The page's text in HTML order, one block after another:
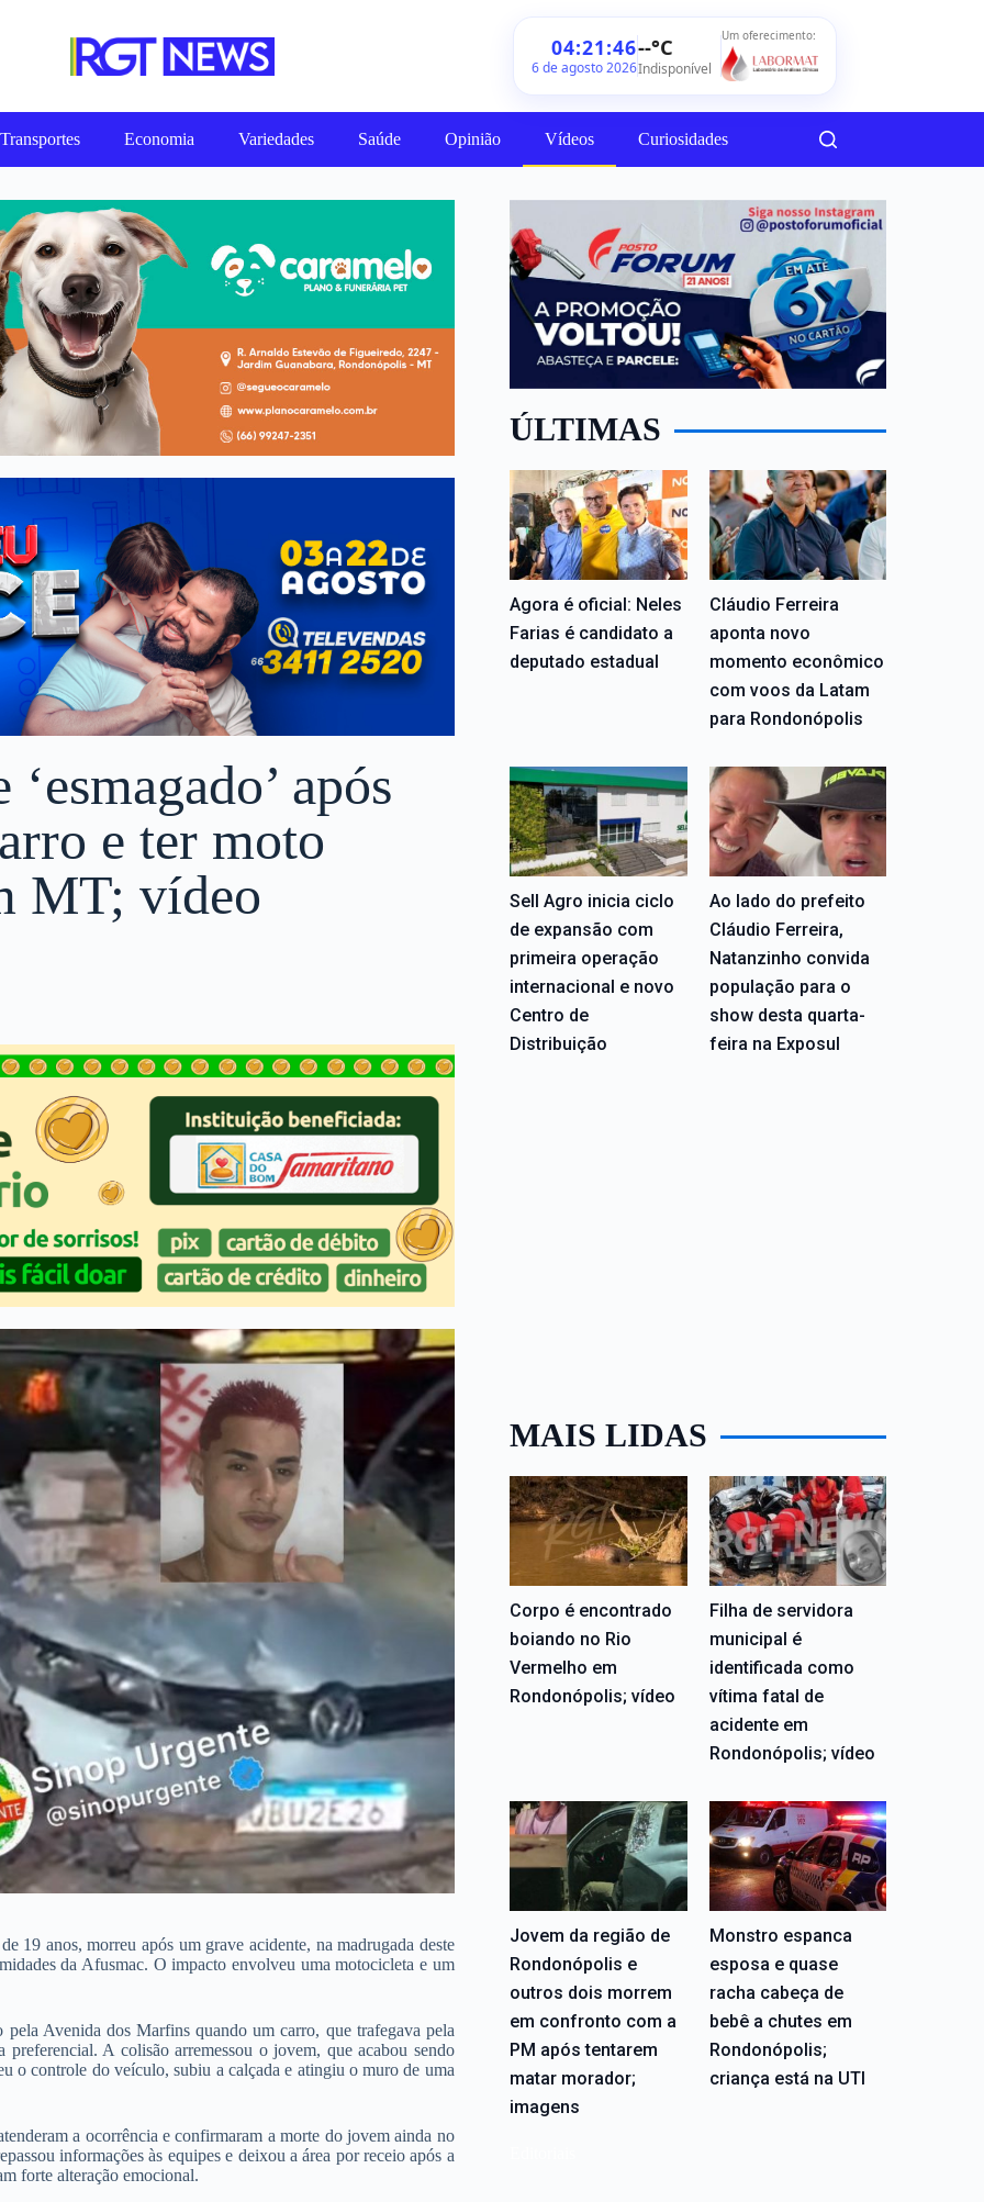
04:21:48
6 de agosto 2026
--°C
Indisponível
Um oferecimento:
Economia Variedades Saúde Opinião Vídeos Curiosidades
após
e ter moto
MT; vídeo
19 anos, morreu após um grave acidente, na madrugada deste
da Afusmac. O impacto envolveu uma motocicleta e um
Avenida dos Marfins quando um carro, que trafegava pela
A colisão arremessou o jovem, que acabou sendo
o controle do veículo, subiu a calçada e atingiu o muro de uma
a ocorrência e confirmaram a morte do jovem ainda no
informações às equipes e deixou a área por receio após a
forte alteração emocional.
ÚLTIMAS
Agora é oficial: Neles
Farias é candidato a
deputado estadual
Cláudio Ferreira
aponta novo
momento econômico
com voos da Latam
para Rondonópolis
Sell Agro inicia ciclo
de expansão com
primeira operação
internacional e novo
Centro de
Distribuição
Ao lado do prefeito
Cláudio Ferreira,
Natanzinho convida
população para o
show desta quarta-
feira na Exposul
MAIS LIDAS
Corpo é encontrado
boiando no Rio
Vermelho em
Rondonópolis; vídeo
Filha de servidora
municipal é
identificada como
vítima fatal de
acidente em
Rondonópolis; vídeo
Jovem da região de
Rondonópolis e
outros dois morrem
em confronto com a
PM após tentarem
matar morador;
imagens
Monstro espanca
esposa e quase
racha cabeça de
bebê a chutes em
Rondonópolis;
criança está na UTI